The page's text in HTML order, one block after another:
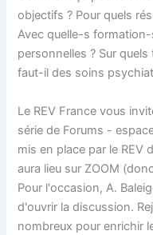
objectifs ? Pour quels
Avec quelle-s
personnelles ? Sur
faut-il des soins
Le REV France vous
série de Forums -
mis en place par le REV
aura lieu sur ZOOM
Pour l'occasion, A.
d'ouvrir la discussion.
nombreux pour enrichir